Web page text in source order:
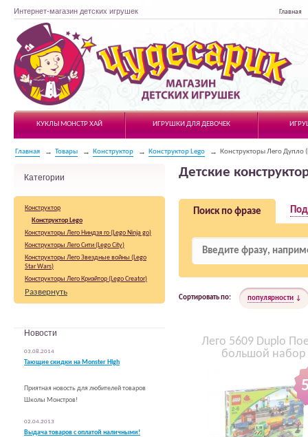
Интернет-магазин детских игрушек Главная
Чудесарик
КУКЛЫ МОНСТР ХАЙ
ИГРУШКИ ДЛЯ ДЕВОЧЕК
Главная Товары Конструктор Конструктор Lego Конструкторы Лего Дупло
Категории
Конструктор
Конструктор Lego
Конструкторы Лего Ниндзя го (Lego Ninja go)
Конструкторы Лего Сити (Lego City)
Конструкторы Лего Звездные войны (Lego
Star Wars)
Конструкторы Лего Криэйтор (Lego Creator)
Конструкторы Лего Тачки 2 (Lego Cars 2)
Конструкторы Лего Настольные игры
Конструкторы Лего Систем (Lego System)
Конструторы Лего Гонщики (Lego Racers)
Конструктор Лего Фабрика Героев( Hero
Развернуть
Новости
03.08.2014
Тающие скидки на Monster High
Приятная новость для любителей товаров
Школы Монстров!
02.04.2013
Выдача товаров с оплатой наличными!
Детские
Поиск по фразе
Сортировать по: популярности
Лего 5609 Duplo
большой набор